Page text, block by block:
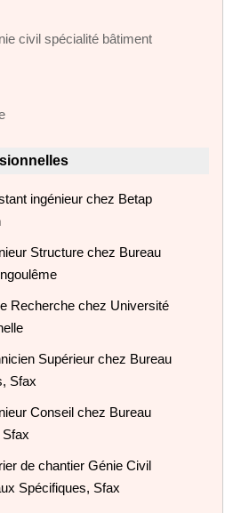
civil spécialité bâtiment
ingénieur chez Betap
Structure chez Bureau
Recherche chez Université
Supérieur chez Bureau
Sfax
Conseil chez Bureau
de chantier Génie Civil
Spécifiques, Sfax